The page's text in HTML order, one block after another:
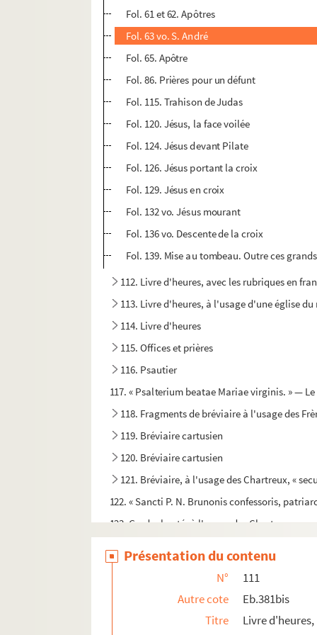
Fol. 61 et 62. Apôtres
Fol. 63 vo. S. André
Fol. 65. Apôtre
Fol. 86. Prières pour un défunt
Fol. 115. Trahison de Judas
Fol. 120. Jésus, la face voilée
Fol. 124. Jésus devant Pilate
Fol. 126. Jésus portant la croix
Fol. 129. Jésus en croix
Fol. 132 vo. Jésus mourant
Fol. 136 vo. Descente de la croix
Fol. 139. Mise au tombeau. Outre ces
112. Livre d'heures, avec les rubriques en
113. Livre d'heures, à l'usage d'une église
114. Livre d'heures
115. Offices et prières
116. Psautier
117. « Psalterium beatae Mariae virginis. » —
118. Fragments de bréviaire à l'usage des
119. Bréviaire cartusien
120. Bréviaire cartusien
121. Bréviaire, à l'usage des Chartreux, «
122. « Sancti P. N. Brunonis confessoris,
123. Graduel noté, à l'usage des Chartreux
125. « Graduale cartusiense. Pro domo
Présentation du contenu
N°
111
Autre cote
Eb.381bis
Titre
Livre